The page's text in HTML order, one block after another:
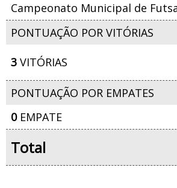
Campeonato Municipal de
PONTUAÇÃO POR VITÓRIAS
3 VITÓRIAS
PONTUAÇÃO POR EMPATES
0EMPATE
Total